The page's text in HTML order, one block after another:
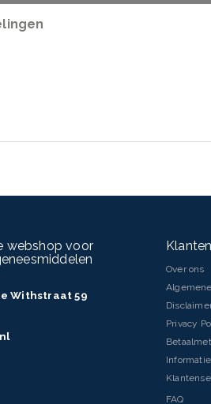
naar buiten toe over het gezicht verdelen.
Glycerin, Synthetic
Copolymer, Dimethicone
Falcata Bark Extract, Dextrin, Polysorbate
CI 77492, CI 77499/Iron Oxides]
webshop voor
Withstraat 59
Over ons
Privacy
FAQ